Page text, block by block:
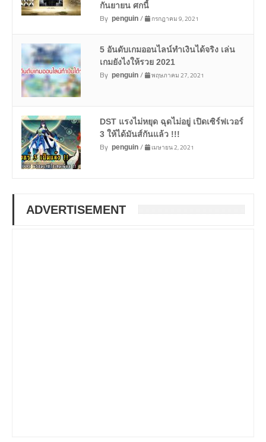
กันยายน ศกนี้
By penguin/ กรกฎาคม 9, 2021
5 อันดับเกมออนไลน์ทำเงินได้จริง เล่น
เกมยังไงให้รวย 2021
By penguin/ พฤษภาคม 27, 2021
DST แรงไม่หยุด ฉุดไม่อยู่ เปิดเซิร์ฟเวอร์
3 ให้ได้มันส์กันแล้ว !!!
By penguin/ เมษายน 2, 2021
ADVERTISEMENT